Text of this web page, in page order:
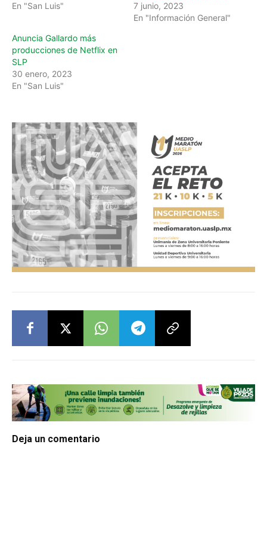
En "San Luis"
7 junio, 2023
En "Información General"
Anuncia Gallardo más
producciones de Netflix en
SLP
30 enero, 2023
En "San Luis"
Deja un comentario